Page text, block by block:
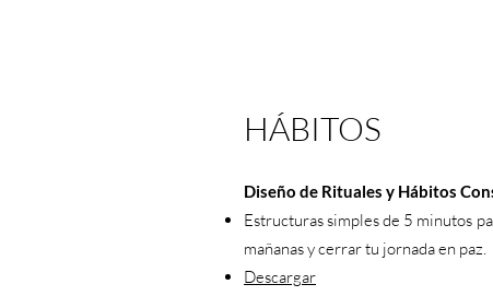
HÁBITOS
Diseño de Rituales y Hábitos
Estructuras simples de 5 minutos
mañanas y cerrar tu jornada en paz.
Descargar